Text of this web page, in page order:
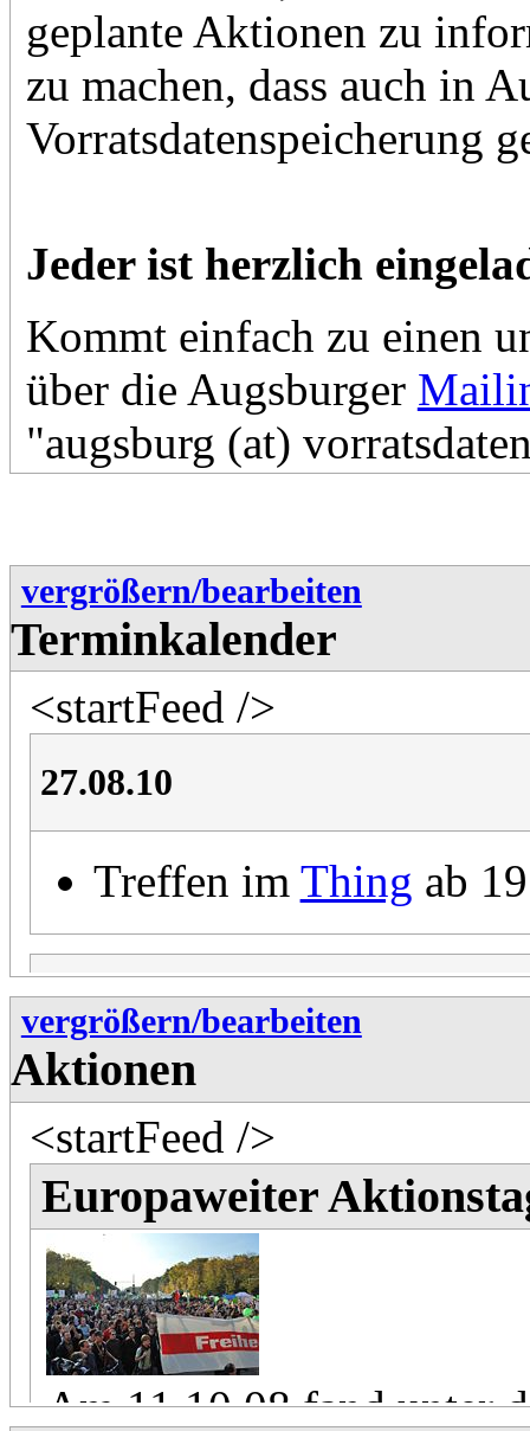
geplante Aktionen zu
zu machen, dass auch in
Vorratsdatenspeicherung
Jeder ist herzlich
Kommt einfach zu einen
über die Augsburger
"augsburg (at)
vergrößern/bearbeiten
Terminkalender
<startFeed />
27.08.10
Treffen im Thing ab
26.03.10
Treffen imThingab
28.08.09
Treffen im
vergrößern/bearbeiten
Aktionen
<startFeed />
Europaweiter
Am 11.10.08 fand unter